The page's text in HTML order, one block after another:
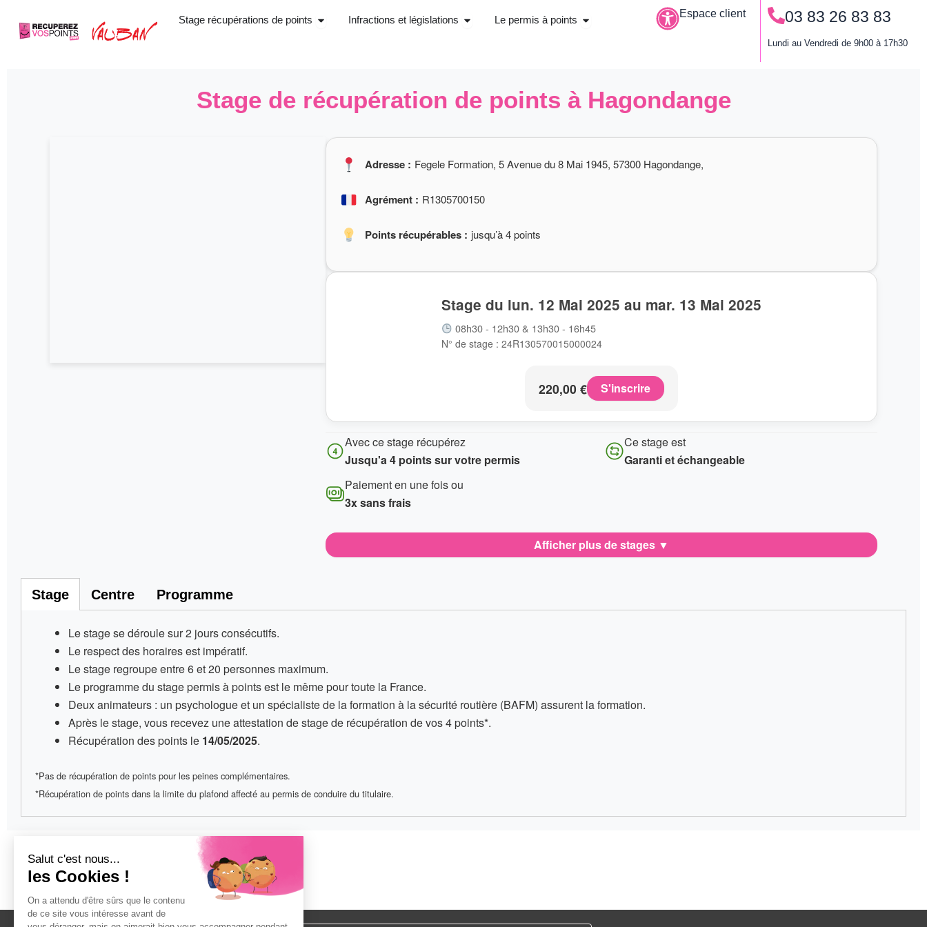
Stage récupérations de points Ouvrir Stage récupérations de points
Infractions et législations Ouvrir Infractions et législations
Le permis à points Ouvrir Le permis à pointsEspace client 03 83 26 83 83
Lundi au Vendredi de 9h00 à 17h30
Stage de récupération de points à Hagondange
Adresse : Fegele Formation, 5 Avenue du 8 Mai 1945, 57300 Hagondange,
Agrément : R1305700150
Points récupérables : jusqu’à 4 points
Stage du lun. 12 Mai 2025 au mar. 13 Mai 2025
08h30 - 12h30 & 13h30 - 16h45
N° de stage : 24R130570015000024
220,00 € S'inscrire
Avec ce stage récupérez
Jusqu'a 4 points sur votre permis
Ce stage est
Garanti et échangeable
Paiement en une fois ou
3x sans frais
Afficher plus de stages ▼
Stage Centre Programme
Le stage se déroule sur2 jours consécutifs.
Le respect des horaires est impératif.
Le stage regroupe entre6 et 20 personnes maximum.
Le programme du stage permis à pointsest le même pour toute la France.
Deux animateurs : un psychologue et un spécialiste de la formation à la sécurité routière (BAFM) assurent la formation.
Après le stage, vous recevez uneattestation de stagede récupération de vos 4 points*.
Récupération des points le 14/05/2025.
*Pas de récupération de points pour les peines complémentaires.
*Récupération de points dans la limite du plafond affecté au permis de conduire du titulaire.